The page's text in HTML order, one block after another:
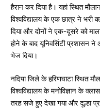
हैरान कर दिया है। यहां स्थित
विश्वविद्यालय के एक छात्र ने भरी
दिया और दोनों ने एक-दूसरे को
होने के बाद यूनिवर्सिटी
भेज दिया।
नदिया जिले के हरिणघाटा स्थित
विश्वविद्यालय के मनोविज्ञान के
तरह सजे हुए देखा गया और दूल्हा